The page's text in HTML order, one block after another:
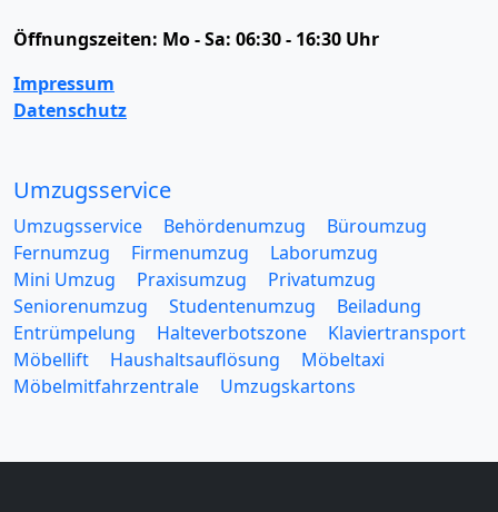
Öffnungszeiten: Mo - Sa: 06:30 - 16:30 Uhr
Impressum
Datenschutz
Umzugsservice
Umzugsservice Behördenumzug
Büroumzug
Fernumzug
Firmenumzug
Laborumzug
Mini Umzug
Praxisumzug
Privatumzug
Seniorenumzug
Studentenumzug
Beiladung
Entrümpelung
Halteverbotszone
Klaviertransport
Möbellift
Haushaltsauflösung
Möbeltaxi
Möbelmitfahrzentrale
Umzugskartons